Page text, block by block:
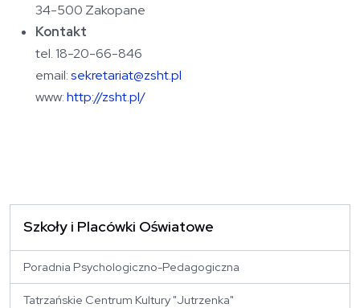
34-500 Zakopane
Kontakt
tel. 18-20-66-846
email:sekretariat@zsht.pl
www:http://zsht.pl/
Szkoły i Placówki Oświatowe
Poradnia Psychologiczno-Pedagogiczna
Tatrzańskie Centrum Kultury "Jutrzenka"